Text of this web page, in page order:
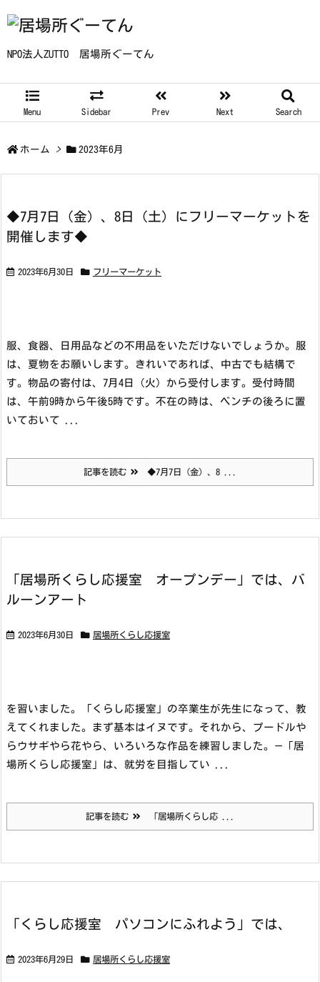
NPO法人ZUTTO 居場所ぐーてん
Menu Sidebar Prev Next Search
ホーム > 2023年6月
◆7月7日（金）、8日（土）にフリーマーケットを
開催します◆
2023年6月30日 フリーマーケット
服、食器、日用品などの不用品をいただけないでしょうか。服
は、夏物をお願いします。きれいであれば、中古でも結構で
す。物品の寄付は、7月4日（火）から受付します。受付時間
は、午前9時から午後5時です。不在の時は、ベンチの後ろに置
いておいて ...
記事を読む ◆7月7日（金）、8 ...
「居場所くらし応援室 オープンデー」では、バ
ルーンアート
2023年6月30日 居場所くらし応援室
を習いました。「くらし応援室」の卒業生が先生になって、教
えてくれました。まず基本はイヌです。それから、プードルや
らウサギやら花やら、いろいろな作品を練習しました。 — 「居
場所くらし応援室」は、就労を目指してい ...
記事を読む 「居場所くらし応 ...
「くらし応援室 パソコンにふれよう」では、
2023年6月29日 居場所くらし応援室